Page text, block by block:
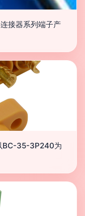
接器系列端子产
BC-35-3P240为